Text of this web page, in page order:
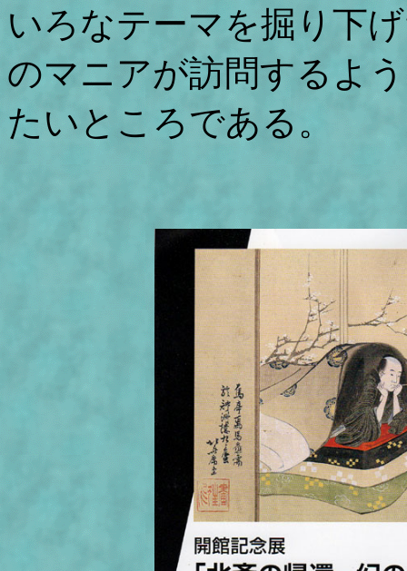
いろなテーマを掘り下
のマニアが訪問するよ
たいところである。